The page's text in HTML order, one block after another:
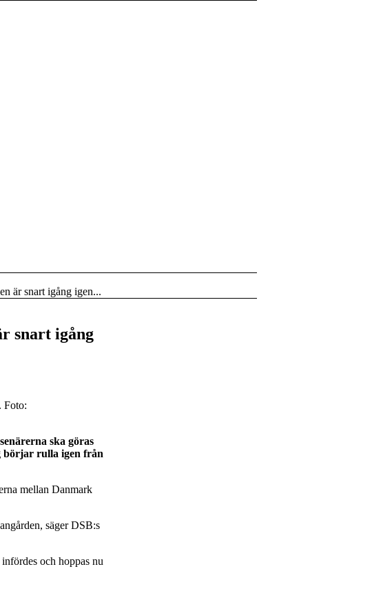
är snart igång igen...
snart igång
Foto:
ska göras
börjar rulla igen från
mellan Danmark
säger DSB:s
och hoppas nu